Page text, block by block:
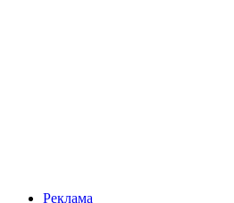
Реклама